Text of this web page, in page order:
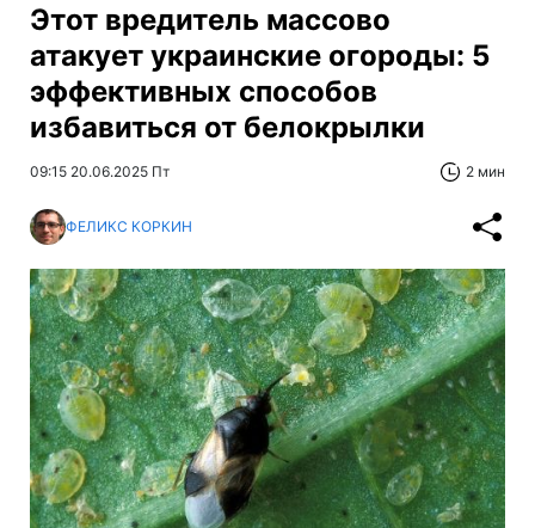
Этот вредитель массово
атакует украинские огороды: 5
эффективных способов
избавиться от белокрылки
09:15 20.06.2025 Пт 2 мин
ФЕЛИКС КОРКИН